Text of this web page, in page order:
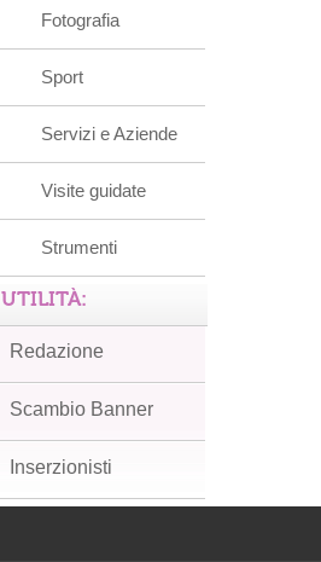
Fotografia
Sport
Servizi e Aziende
Visite guidate
Strumenti
UTILITÀ:
Redazione
Scambio Banner
Inserzionisti